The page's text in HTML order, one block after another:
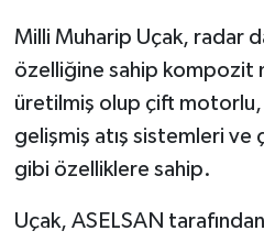
Milli Muharip Uçak, radar
özelliğine sahip kompozit
üretilmiş olup çift motorlu,
gelişmiş atış sistemleri
gibi özelliklere sahip.
Uçak, ASELSAN